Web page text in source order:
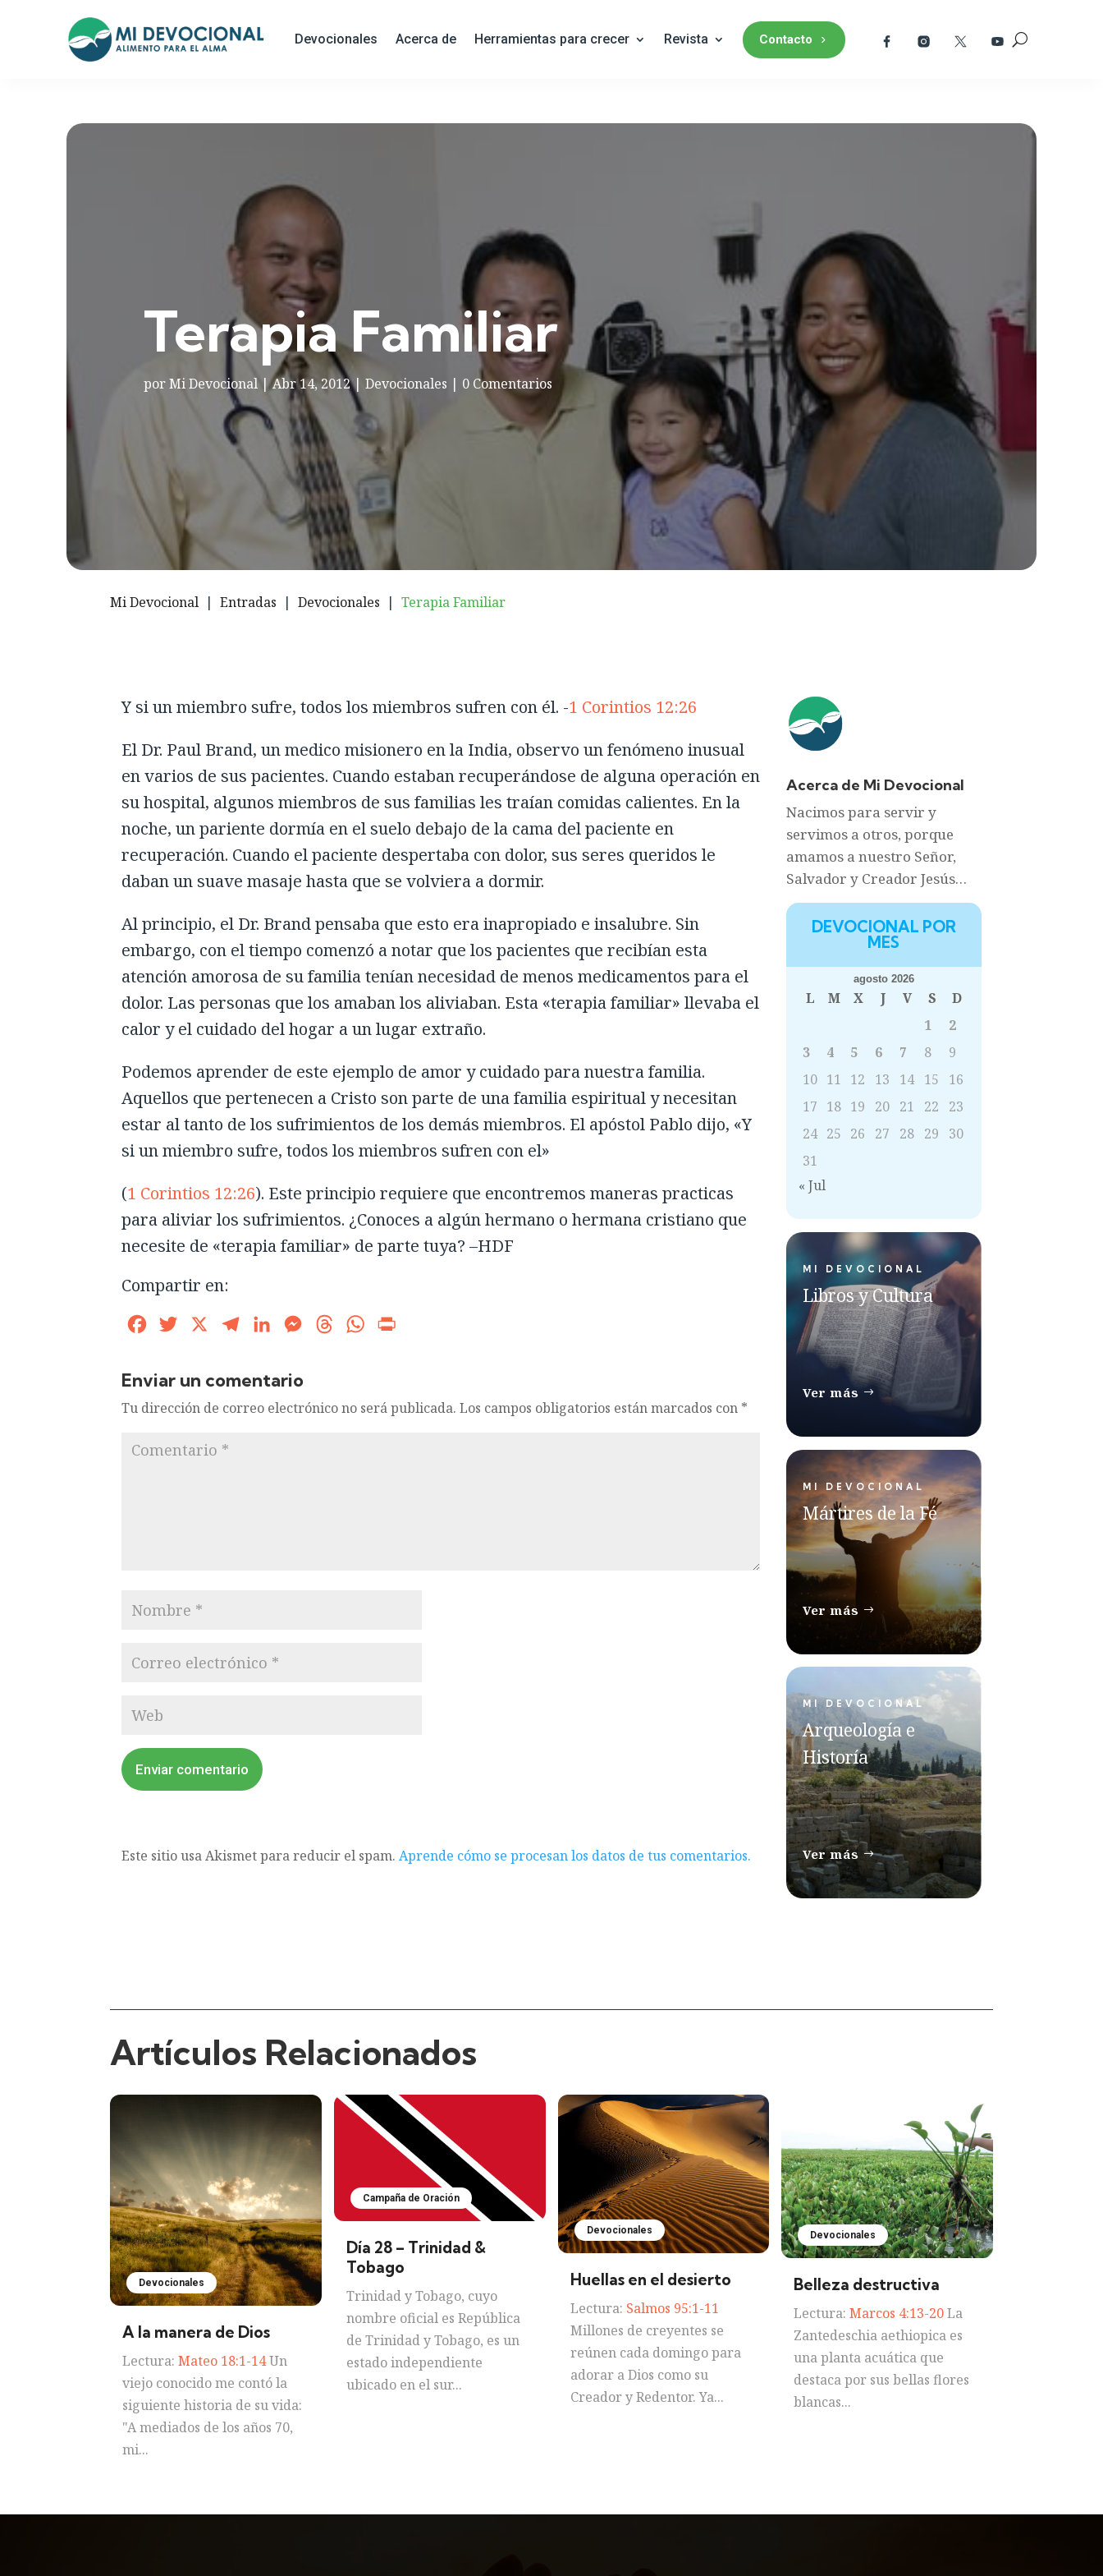
Devocionales Acerca de Herramientas para crecer Revista Contacto
Terapia Familiar
porMi Devocional|Abr 14, 2012|Devocionales | 0 Comentarios
Mi Devocional | Entradas | Devocionales | Terapia Familiar
Y si un miembro sufre, todos los miembros sufren con él. -1 Corintios 12:26
El Dr. Paul Brand, un medico misionero en la India, observo un fenómeno inusual
en varios de sus pacientes. Cuando estaban recuperándose de alguna operación en
su hospital, algunos miembros de sus familias les traían comidas calientes. En la
noche, un pariente dormía en el suelo debajo de la cama del paciente en
recuperación. Cuando el paciente despertaba con dolor, sus seres queridos le
daban un suave masaje hasta que se volviera a dormir.
Al principio, el Dr. Brand pensaba que esto era inapropiado e insalubre. Sin
embargo, con el tiempo comenzó a notar que los pacientes que recibían esta
atención amorosa de su familia tenían necesidad de menos medicamentos para el
dolor. Las personas que los amaban los aliviaban. Esta «terapia familiar» llevaba el
calor y el cuidado del hogar a un lugar extraño.
Podemos aprender de este ejemplo de amor y cuidado para nuestra familia.
Aquellos que pertenecen a Cristo son parte de una familia espiritual y necesitan
estar al tanto de los sufrimientos de los demás miembros. El apóstol Pablo dijo, «Y
si un miembro sufre, todos los miembros sufren con el»
(1 Corintios 12:26). Este principio requiere que encontremos maneras practicas
para aliviar los sufrimientos. ¿Conoces a algún hermano o hermana cristiano que
necesite de «terapia familiar» de parte tuya? –HDF
Compartir en:
FacebookTwitter TelegramLinkedInMessengerThreadsWhatsApp
Enviar un comentario
Tu dirección de correo electrónico no será publicada. Los campos obligatorios están marcados con *
Enviar comentario
Este sitio usa Akismet para reducir el spam. Aprende cómo se procesan los datos de tus comentarios.
Acerca de Mi Devocional
Nacimos para servir y
servimos a otros, porque
amamos a nuestro Señor,
Salvador y Creador Jesús…
DEVOCIONAL POR
MES
agosto 2026
L M X J V S
D
1
2
3
4 5 6 7 8
9
10 11 12 13 14 15
16
17 18 19 20 21 22
23
24 25 26 27 28 29
30
31
« Jul
MI DEVOCIONAL
Libros y Cultura
Ver más
MI DEVOCIONAL
Mártires de la Fé
Ver más
MI DEVOCIONAL
Arqueología e
Historía
Ver más
Artículos Relacionados
Devocionales
A la manera de Dios
Lectura:Mateo 18:1-14Un
viejo conocido me contó la
siguiente historia de su vida:
"A mediados de los años 70,
mi...
Campaña de Oración
Día 28 – Trinidad &
Tobago
Trinidad y Tobago, cuyo
nombre oficial es República
de Trinidad y Tobago, es un
estado independiente
ubicado en el sur...
Devocionales
Huellas en el desierto
Lectura: Salmos 95:1-11
Millones de creyentes se
reúnen cada domingo para
adorar a Dios como su
Creador y Redentor. Ya...
Devocionales
Belleza destructiva
Lectura:Marcos 4:13-20La
Zantedeschia aethiopica es
una planta acuática que
destaca por sus bellas flores
blancas...